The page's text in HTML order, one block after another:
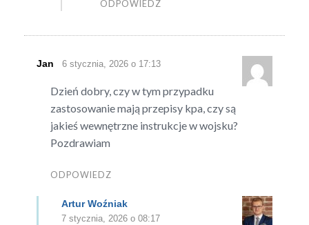
ODPOWIEDZ
Jan 6 stycznia, 2026 o 17:13
Dzień dobry, czy w tym przypadku
zastosowanie mają przepisy kpa, czy są
jakieś wewnętrzne instrukcje w wojsku?
Pozdrawiam
ODPOWIEDZ
Artur Woźniak
7 stycznia, 2026 o 08:17